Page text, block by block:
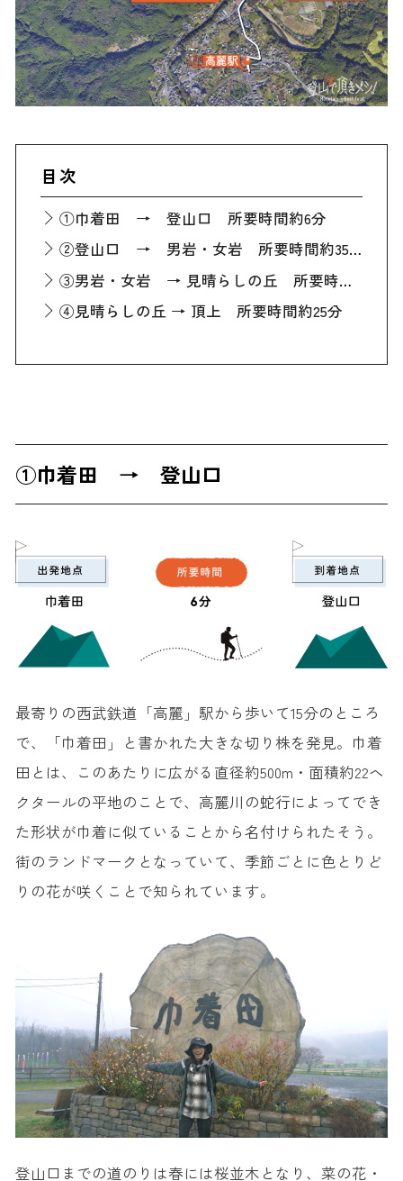
目次
①巾着田 → 登山口 所要時間約6分
②登山口 → 男岩・女岩 所要時間約35分
③男岩・女岩 → 見晴らしの丘 所要時間約20分
④見晴らしの丘 → 頂上 所要時間約25分
①巾着田 → 登山口
最寄りの西武鉄道「高麗」駅から歩いて15分のところ
で、「巾着田」と書かれた大きな切り株を発見。巾着
田とは、このあたりに広がる直径約500m・面積約22ヘ
クタールの平地のことで、高麗川の蛇行によってでき
た形状が巾着に似ていることから名付けられたそう。
街のランドマークとなっていて、季節ごとに色とりど
りの花が咲くことで知られています。
登山口までの道のりは春には桜並木となり、菜の花・